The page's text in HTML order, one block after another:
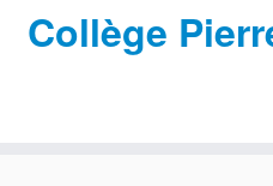
Collège